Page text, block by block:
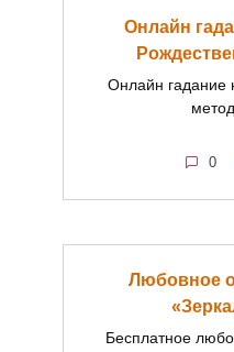
Онлайн
Онлайн гадание
0
Любовное
Бесплатное